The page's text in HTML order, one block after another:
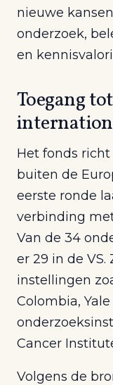
nieuwe
onderzoek,
en
Toegang
Het fonds
buiten de
eerste ronde
verbinding
Van de 34
er 29 in de
instellingen
Colombia,
Cancer
Volgens de